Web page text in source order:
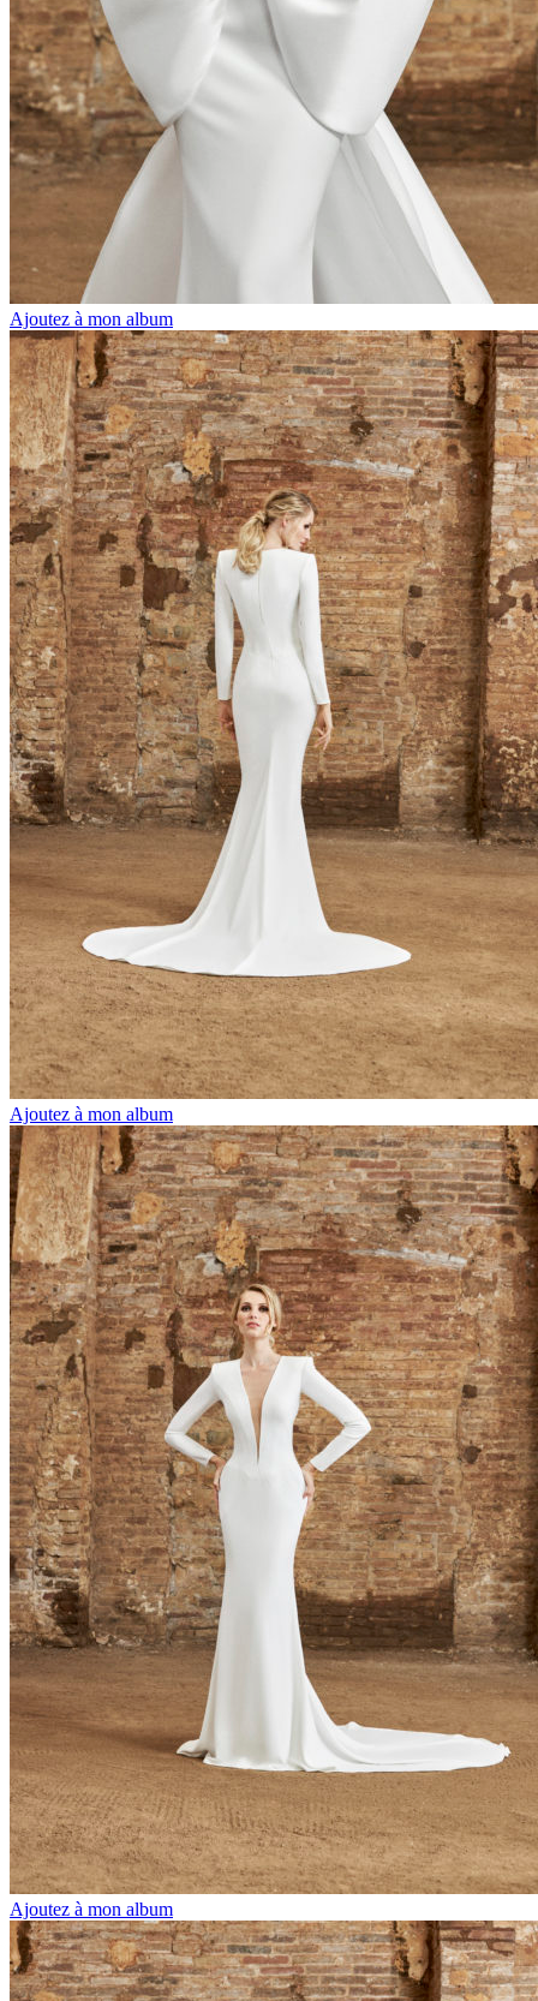
Ajoutez à mon album
Ajoutez à mon album
Ajoutez à mon album